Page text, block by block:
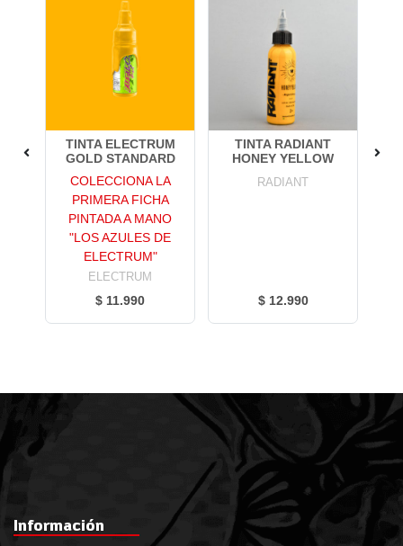
TINTA ELECTRUM
GOLD STANDARD
COLECCIONA LA
PRIMERA FICHA
PINTADA A MANO
"LOS AZULES DE
ELECTRUM"
ELECTRUM
$ 11.990
TINTA RADIANT
HONEY YELLOW
RADIANT
$ 12.990
Información